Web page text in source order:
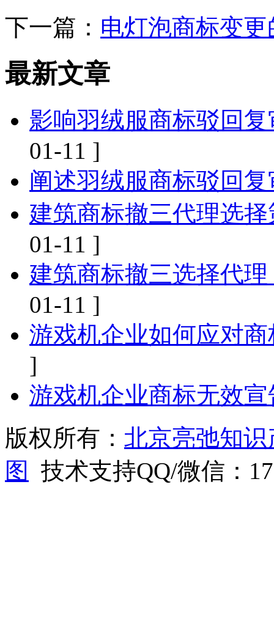
下一篇： 电灯泡商标变
最新文章
影响羽绒服商标驳回
01-11 ]
阐述羽绒服商标驳回
建筑商标撤三代理选
01-11 ]
建筑商标撤三选择代
01-11 ]
游戏机企业如何应对
]
游戏机企业商标无效
版权所有： 北京亮弛知
图
技术支持QQ/微信：